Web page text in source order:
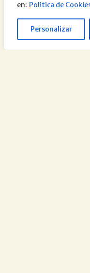
en: Politica de
Personalizar